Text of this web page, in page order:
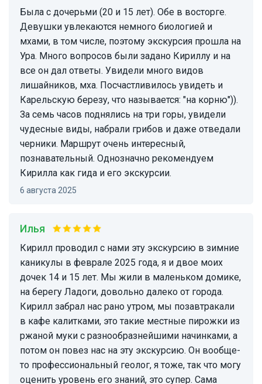
Была с дочерьми (20 и 15 лет). Обе в восторге.
Девушки увлекаются немного биологией и
мхами, в том числе, поэтому экскурсия прошла на
Ура. Много вопросов были задано Кириллу и на
все он дал ответы. Увидели много видов
лишайников, мха. Посчастливилось увидеть и
Карельскую березу, что называется: "на корню")).
За семь часов поднялись на три горы, увидели
чудесные виды, набрали грибов и даже отведали
черники. Маршрут очень интересный,
познавательный. Однозначно рекомендуем
Кирилла как гида и его экскурсии.
6 августа 2025
Илья
Кирилл проводил с нами эту экскурсию в зимние
каникулы в феврале 2025 года, я и двое моих
дочек 14 и 15 лет. Мы жили в маленьком домике,
на берегу Ладоги, довольно далеко от города.
Кирилл забрал нас рано утром, мы позавтракали
в кафе калитками, это такие местные пирожки из
ржаной муки с разнообразнейшими начинками, а
потом он повез нас на эту экскурсию. Он вообще-
то профессиональный геолог, я тоже, так что могу
оценить уровень его знаний, это супер. Сама